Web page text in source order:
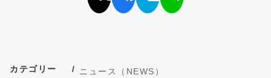
カテゴリー ニュース（NEWS）